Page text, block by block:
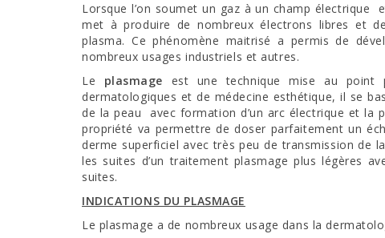
Lorsque l’on soumet un gaz à un champ électrique
met à produire de nombreux électrons libres et
plasma. Ce phénomène maitrisé a permis de
nombreux usages industriels et autres.
Le plasmage est une technique mise au point
dermatologiques et de médecine esthétique, il se
de la peau avec formation d’un arc électrique et la
propriété va permettre de doser parfaitement un
derme superficiel avec très peu de transmission de
les suites d’un traitement plasmage plus légères
suites.
INDICATIONS DU PLASMAGE
Le plasmage a de nombreux usage dans la